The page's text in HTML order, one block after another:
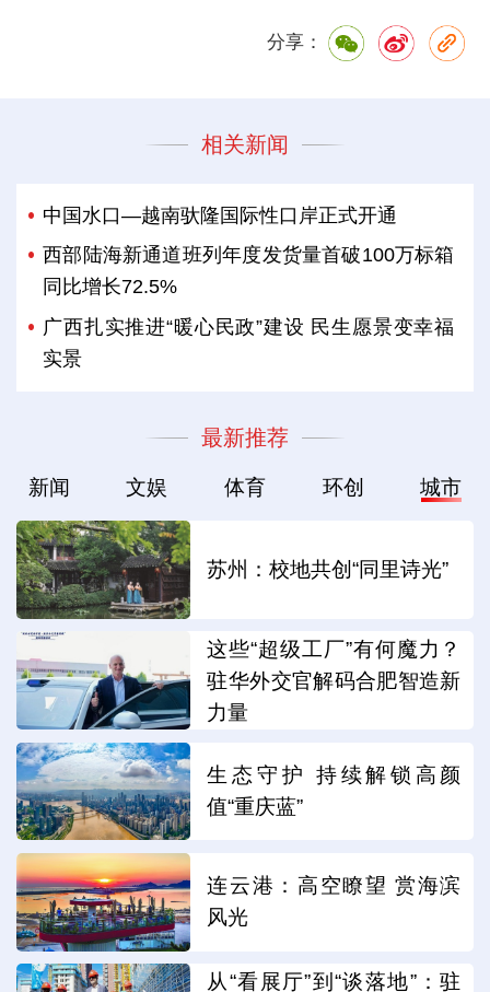
分享：
相关新闻
中国水口—越南驮隆国际性口岸正式开通
西部陆海新通道班列年度发货量首破100万标箱
同比增长72.5%
广西扎实推进“暖心民政”建设 民生愿景变幸福
实景
最新推荐
新闻 文娱 体育 环创 城市
苏州：校地共创“同里诗光”
这些“超级工厂”有何魔力？
驻华外交官解码合肥智造新
力量
生态守护 持续解锁高颜
值“重庆蓝”
连云港：高空瞭望 赏海滨
风光
从“看展厅”到“谈落地”：驻